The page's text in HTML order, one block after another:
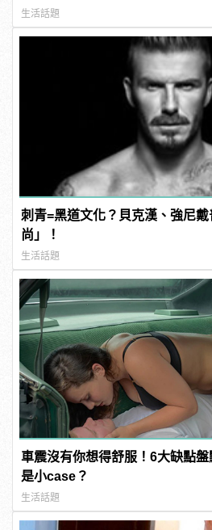
生活話題
刺青=黑道文化？貝克漢、強尼
尚」！
生活話題
車震沒有你想得舒服！6大缺點
是小case？
生活話題